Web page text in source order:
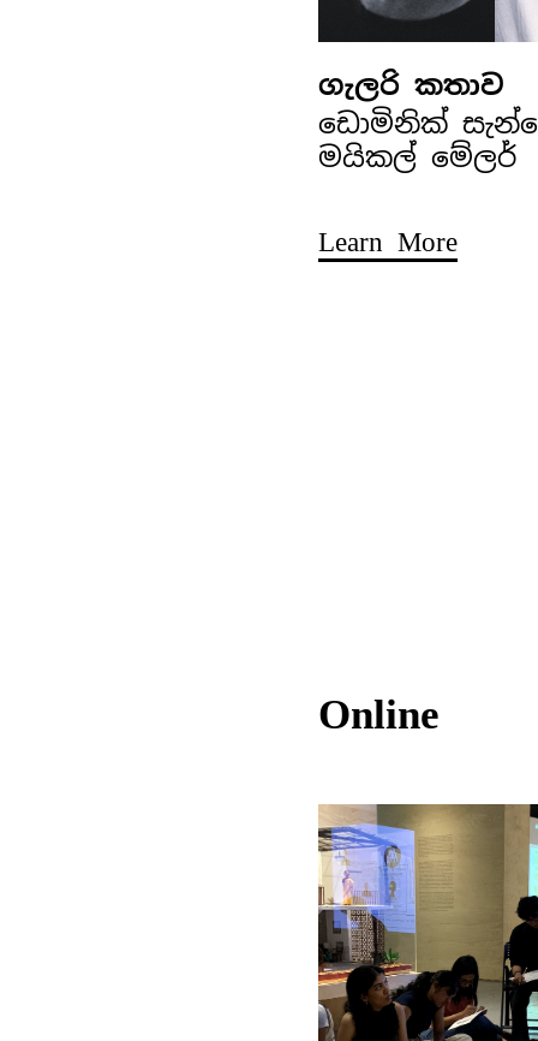
ගැලරි කතාව
ඩොමිනික්
මයිකල් මේලර්
Learn More
Online